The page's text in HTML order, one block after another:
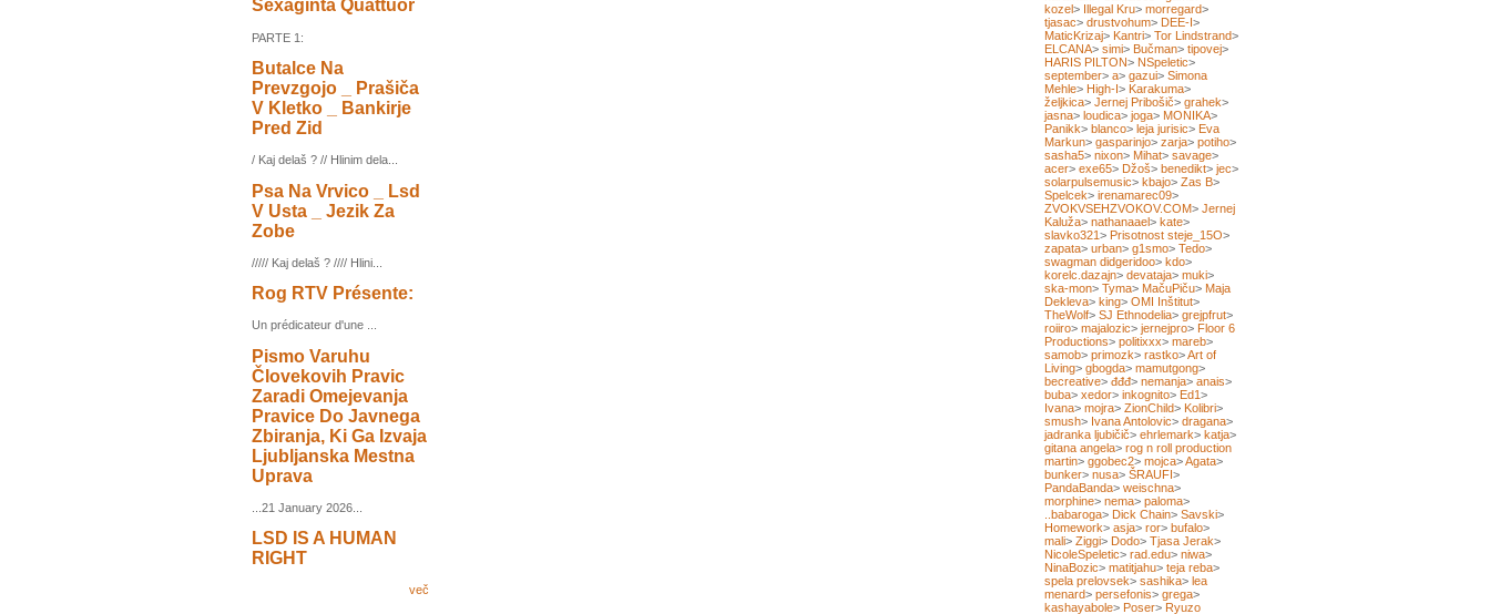
Sexaginta Quattuor
PARTE 1:
Butalce Na
Prevzgojo _ Prašiča
V Kletko _ Bankirje
Pred Zid
/ Kaj delaš ? // Hlinim dela...
Psa Na Vrvico _ Lsd
V Usta _ Jezik Za
Zobe
///// Kaj delaš ? //// Hlini...
Rog RTV Présente:
Un prédicateur d'une ...
Pismo Varuhu
Človekovih Pravic
Zaradi Omejevanja
Pravice Do Javnega
Zbiranja, Ki Ga Izvaja
Ljubljanska Mestna
Uprava
...21 January 2026...
LSD IS A HUMAN
RIGHT
več
kozel> Illegal Kru> morregard>
tjasac> drustvohum> DEE-I>
MaticKrizaj> Kantri> Tor Lindstrand>
ELCANA> simi> Bučman> tipovej>
HARIS PILTON> NSpeletic>
september> a> gazui> Simona
Mehle> High-I> Karakuma>
željkica> Jernej Pribošič> grahek>
jasna> loudica> joga> MONIKA>
Panikk> blanco> leja jurisic> Eva
Markun> gasparinjo> zarja> potiho>
sasha5> nixon> Mihat> savage>
acer> exe65> Džoš> benedikt> jec>
solarpulsemusic> kbajo> Zas B>
Spelcek> irenamarec09>
ZVOKVSEHZVOKOV.COM> Jernej
Kaluža> nathanaael> kate>
slavko321> Prisotnost steje_15O>
zapata> urban> g1smo> Tedo>
swagman didgeridoo> kdo>
korelc.dazajn> devataja> muki>
ska-mon> Tyma> MačuPiču> Maja
Dekleva> king> OMI Inštitut>
TheWolf> SJ Ethnodelia> grejpfrut>
roiiro> majalozic> jernejpro> Floor 6
Productions> politixxx> mareb>
samob> primozk> rastko>Art of
Living> gbogda> mamutgong>
becreative> đđđ> nemanja> anais>
buba> xedor> inkognito> Ed1>
Ivana> mojra> ZionChild> Kolibri>
smush> Ivana Antolovic> dragana>
jadranka ljubičič> ehrlemark> katja>
gitana angela> rog n roll production
martin> ggobec2> mojca>Agata>
bunker> nusa> ŠRAUFI>
PandaBanda> weischna>
morphine> nema> paloma>
..babaroga> Dick Chain> Savski>
Homework> asja> ror> bufalo>
mali> Ziggi> Dodo> Tjasa Jerak>
NicoleSpeletic> rad.edu> niwa>
NinaBozic> matitjahu> teja reba>
spela prelovsek> sashika> lea
menard> persefonis> grega>
kashayabole> Poser> Ryuzo